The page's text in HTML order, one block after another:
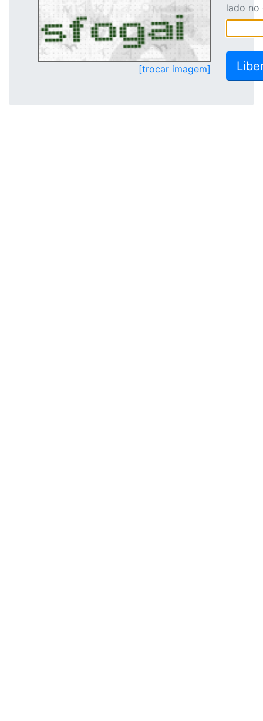
[trocar imagem]
lado no